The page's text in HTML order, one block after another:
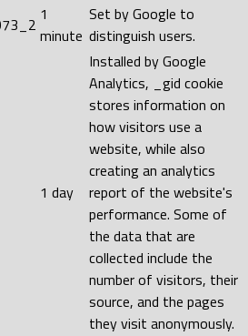
1
minute
Set by Google to
distinguish users.
1 day
Installed by Google
Analytics, _gid cookie
stores information on
how visitors use a
website, while also
creating an analytics
report of the website's
performance. Some of
the data that are
collected include the
number of visitors, their
source, and the pages
they visit anonymously.